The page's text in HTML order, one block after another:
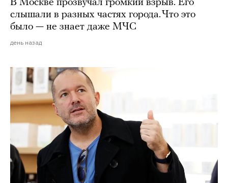
В Москве прозвучал громкий взрыв. Его
слышали в разных частях города. Что это
было — не знает даже МЧС
день назад